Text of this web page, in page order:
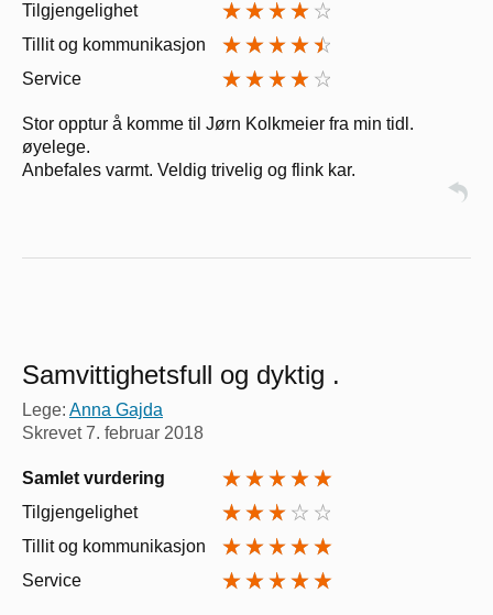
Tilgjengelighet
Tillit og kommunikasjon
Service
Stor opptur å komme til Jørn Kolkmeier fra min tidl.
øyelege.
Anbefales varmt. Veldig trivelig og flink kar.
Samvittighetsfull og dyktig .
Lege: Anna Gajda
Skrevet 7. februar 2018
Samlet vurdering
Tilgjengelighet
Tillit og kommunikasjon
Service